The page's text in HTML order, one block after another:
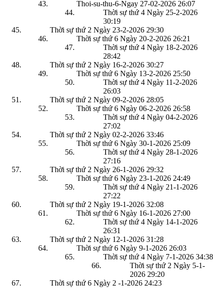
Thoi-su-thu-6-Ngay 27-02-2026 26:07
Thời sự thứ 4 Ngày 25-2-2026
30:19
Thời sự thứ 2 Ngày 23-2-2026 29:30
Thời sự thứ 6 Ngày 20-2-2026 26:21
Thời sự thứ 4 Ngày 18-2-2026
28:42
Thời sự thứ 2 Ngày 16-2-2026 30:27
Thời sự thứ 6 Ngày 13-2-2026 25:50
Thời sự thứ 4 Ngày 11-2-2026
26:03
Thời sự thứ 2 Ngày 09-2-2026 28:05
Thời sự thứ 6 Ngày 06-2-2026 26:58
Thời sự thứ 4 Ngày 04-2-2026
27:02
Thời sự thứ 2 Ngày 02-2-2026 33:46
Thời sự thứ 6 Ngày 30-1-2026 25:09
Thời sự thứ 4 Ngày 28-1-2026
27:16
Thời sự thứ 2 Ngày 26-1-2026 29:32
Thời sự thứ 6 Ngày 23-1-2026 24:49
Thời sự thứ 4 Ngày 21-1-2026
27:22
Thời sự thứ 2 Ngày 19-1-2026 32:08
Thời sự thứ 6 Ngày 16-1-2026 27:00
Thời sự thứ 4 Ngày 14-1-2026
26:31
Thời sự thứ 2 Ngày 12-1-2026 31:28
Thời sự thứ 6 Ngày 9-1-2026 26:03
Thời sự thứ 4 Ngày 7-1-2026 34:38
Thời sự thứ 2 Ngày 5-1-
2026 29:20
Thời sự thứ 6 Ngày 2 -1-2026 24:23